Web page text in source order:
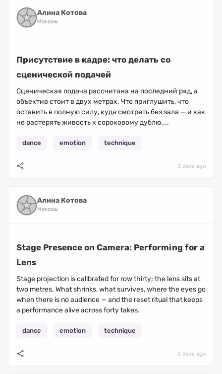
Алина Котова
Moscow
Присутствие в кадре: что делать со
сценической подачей
Сценическая подача рассчитана на последний ряд, а
объектив стоит в двух метрах. Что приглушить, что
оставить в полную силу, куда смотреть без зала — и как
не растерять живость к сороковому дублю....
dance emotion technique
3 days ago
Алина Котова
Moscow
Stage Presence on Camera: Performing for a
Lens
Stage projection is calibrated for row thirty; the lens sits at
two metres. What shrinks, what survives, where the eyes go
when there is no audience — and the reset ritual that keeps
a performance alive across forty takes.
dance emotion technique
3 days ago